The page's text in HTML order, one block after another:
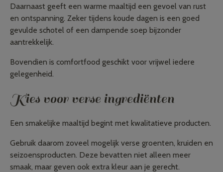
Daarnaast geeft een warme maaltijd een gevoel van rust
en ontspanning. Zeker tijdens koude dagen is een goed
gevulde schotel of een dampende soep bijzonder
aantrekkelijk.
Bovendien is comfortfood geschikt voor vrijwel iedere
gelegenheid.
Kies voor verse ingrediënten
Een smakelijke maaltijd begint met kwalitatieve producten.
Gebruik daarom zoveel mogelijk verse groenten, kruiden en
seizoensproducten. Deze bevatten niet alleen meer
smaak, maar geven ook extra kleur aan je gerecht.